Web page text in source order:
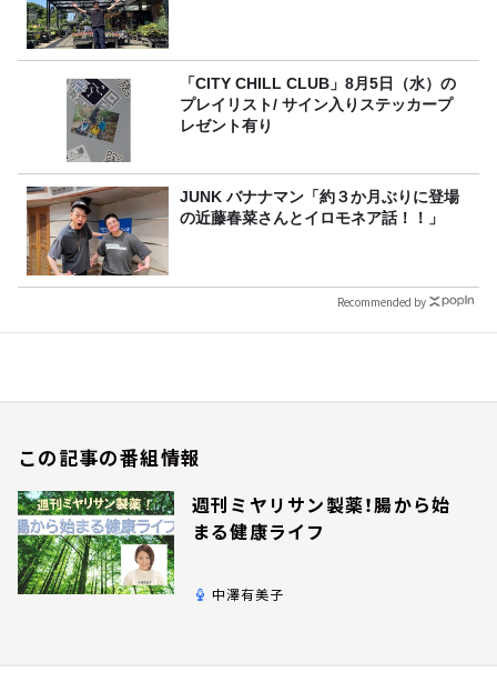
「CITY CHILL CLUB」8月5日（水）の
プレイリスト/ サイン入りステッカープ
レゼント有り
JUNK バナナマン「約３か月ぶりに登場
の近藤春菜さんとイロモネア話！！」
Recommended by
この記事の番組情報
週刊ミヤリサン製薬！腸から始
まる健康ライフ
中澤有美子